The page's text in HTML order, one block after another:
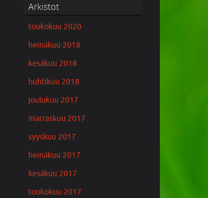
Arkistot
toukokuu 2020
heinäkuu 2018
kesäkuu 2018
huhtikuu 2018
joulukuu 2017
marraskuu 2017
syyskuu 2017
heinäkuu 2017
kesäkuu 2017
toukokuu 2017